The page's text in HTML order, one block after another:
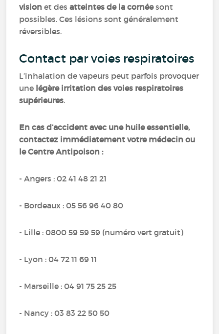
vision et desatteintes de la cornéesont
possibles. Ces lésions sont généralement
réversibles.
Contact par voies respiratoires
L’inhalation de vapeurs peut parfois provoquer
une légère irritation des voies respiratoires
supérieures.
En cas d’accident avec une huile essentielle,
contactez immédiatement votre médecin ou
le Centre Antipoison :
- Angers : 02 41 48 21 21
- Bordeaux : 05 56 96 40 80
- Lille : 0800 59 59 59 (numéro vert gratuit)
- Lyon : 04 72 11 69 11
- Marseille : 04 91 75 25 25
- Nancy : 03 83 22 50 50